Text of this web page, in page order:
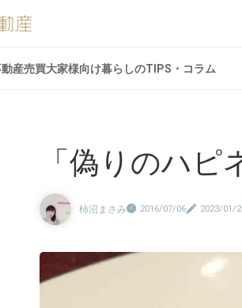
産売買大家様向け暮らしのTIPS・コラム
「偽りのハピ
柿沼まさみ 2016/07/06 2023/01/